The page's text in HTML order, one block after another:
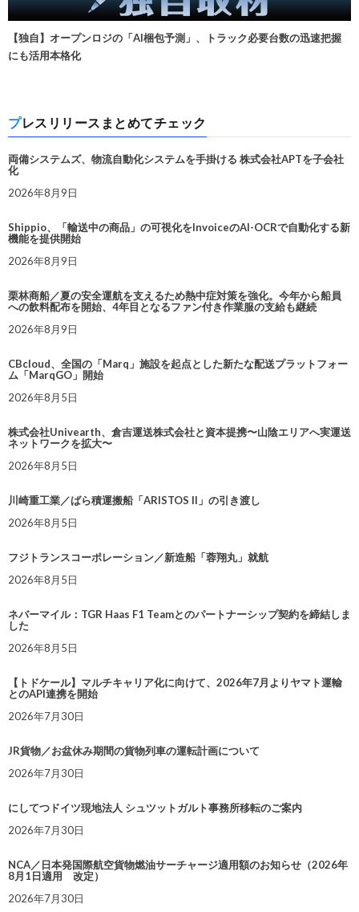
【独自】オープンロジの「AI梱包予測」、トラック必要台数の迅速把握
にも活用本格化
プレスリリースまとめてチェック
両備システムズ、物流自動化システムを手掛ける 株式会社APTを子会社
化
2026年8月9日
Shippio、「輸送中の商品」の可視化をInvoiceのAI-OCRで自動化する新
機能を提供開始
2026年8月9日
栗林商船／夏の安全運航を支えるため熱中症対策を強化。今年から船員
への飲料配布を開始、4年目となるファン付き作業服の支給も継続
2026年8月9日
CBcloud、全国の「Marq」施設を起点とした新たな配送プラットフォー
ム「MarqGO」開始
2026年8月5日
株式会社Univearth、倉吉運送株式会社と資本提携〜山陰エリアへ実運送
ネットワークを拡大〜
2026年8月5日
川崎重工業／ばら積運搬船「ARISTOS II」の引き渡し
2026年8月5日
フジトランスコーポレーション／新造船「蓉翔丸」就航
2026年8月5日
ネバーマイル：TGR Haas F1 Teamとのパートナーシップ契約を締結しま
した
2026年8月5日
【トドケール】マルチキャリア化に向けて、2026年7月よりヤマト運輸
とのAPI連携を開始
2026年7月30日
JR貨物／お盆休み期間の貨物列車の運転計画について
2026年7月30日
にしてつドイツ現地法人 シュツットガルト事務所移転のご案内
2026年7月30日
NCA／日本発国際航空貨物燃油サーチャージ適用額のお知らせ（2026年
8月1日適用 改定）
2026年7月30日